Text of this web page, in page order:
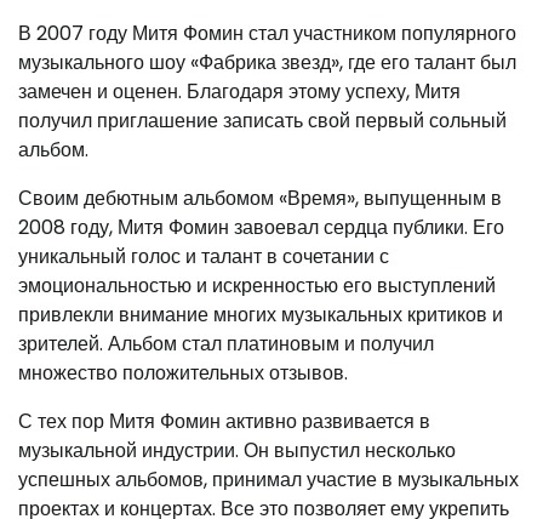
В 2007 году Митя Фомин стал участником популярного
музыкального шоу «Фабрика звезд», где его талант был
замечен и оценен. Благодаря этому успеху, Митя
получил приглашение записать свой первый сольный
альбом.
Своим дебютным альбомом «Время», выпущенным в
2008 году, Митя Фомин завоевал сердца публики. Его
уникальный голос и талант в сочетании с
эмоциональностью и искренностью его выступлений
привлекли внимание многих музыкальных критиков и
зрителей. Альбом стал платиновым и получил
множество положительных отзывов.
С тех пор Митя Фомин активно развивается в
музыкальной индустрии. Он выпустил несколько
успешных альбомов, принимал участие в музыкальных
проектах и концертах. Все это позволяет ему укрепить